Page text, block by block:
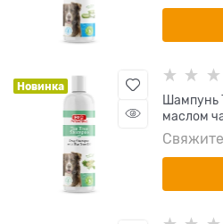
Новинка
Шампунь
маслом